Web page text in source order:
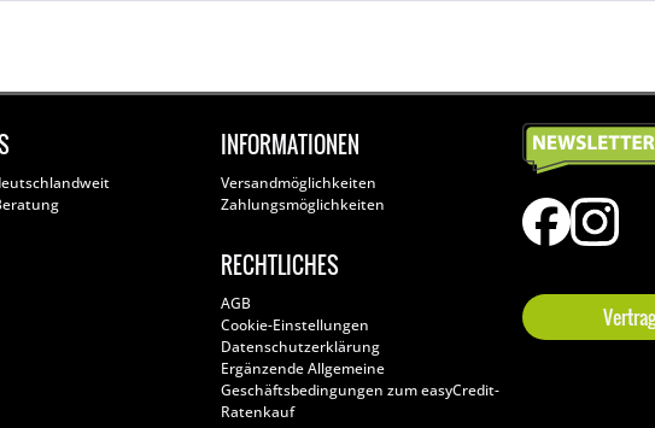
INFORMATIONEN
Versandmöglichkeiten
Zahlungsmöglichkeiten
RECHTLICHES
AGB
Cookie-Einstellungen
Datenschutzerklärung
Ergänzende Allgemeine
Geschäftsbedingungen zum easyCredit-
Ratenkauf